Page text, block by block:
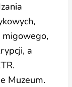
migowego,
a
Muzeum.